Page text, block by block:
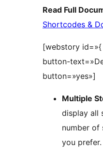
Read Full
Shortcodes &
[webstory
button-
button=»yes»]
Multiple
display all
number of
you prefer.